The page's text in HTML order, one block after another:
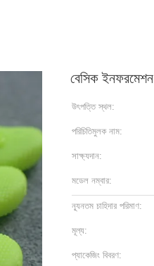
বেসিক ইনফরমেশন
উৎপত্তি স্থল:
পরিচিতিমুলক নাম:
সাক্ষ্যদান:
মডেল নম্বার:
ন্যূনতম চাহিদার পরিমাণ:
মূল্য:
প্যাকেজিং বিবরণ: